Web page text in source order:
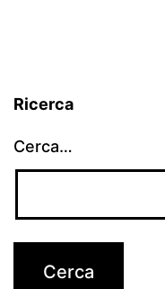
Ricerca
Cerca…